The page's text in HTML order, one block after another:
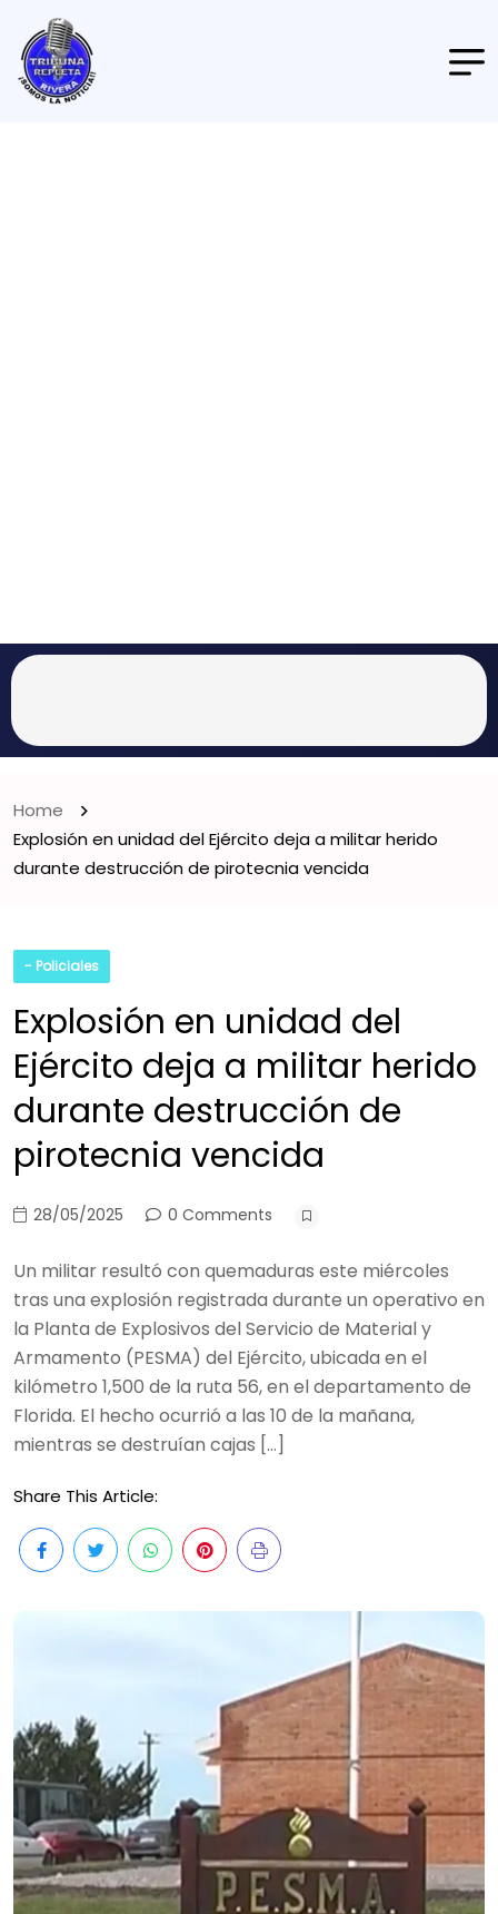
Home
Explosión en unidad del Ejército deja a militar herido
durante destrucción de pirotecnia vencida
- Policiales
Explosión en unidad del
Ejército deja a militar herido
durante destrucción de
pirotecnia vencida
28/05/2025 0 Comments
Un militar resultó con quemaduras este miércoles
tras una explosión registrada durante un operativo en
la Planta de Explosivos del Servicio de Material y
Armamento (PESMA) del Ejército, ubicada en el
kilómetro 1,500 de la ruta 56, en el departamento de
Florida. El hecho ocurrió a las 10 de la mañana,
mientras se destruían cajas […]
Share This Article: